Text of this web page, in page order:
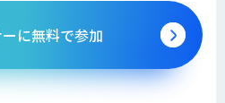
に無料で参加